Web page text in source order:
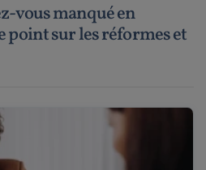
vous manqué en
point sur les réformes et